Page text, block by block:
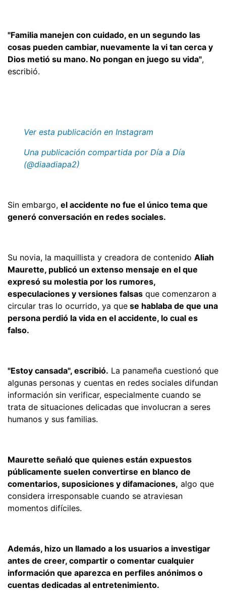
"Familia manejen con cuidado, en un segundo las
cosas pueden cambiar, nuevamente la vi tan cerca y
Dios metió su mano. No pongan en juego su vida",
escribió.
Ver esta publicación en Instagram
Una publicación compartida por Día a Día
(@diaadiapa2)
Sin embargo, el accidente no fue el único tema que
generó conversación en redes sociales.
Su novia, la maquillista y creadora de contenido Aliah
Maurette, publicó un extenso mensaje en el que
expresó su molestia por los rumores,
especulaciones y versiones falsas que comenzaron a
circular tras lo ocurrido, ya que se hablaba de que una
persona perdió la vida en el accidente, lo cual es
falso.
"Estoy cansada", escribió. La panameña cuestionó que
algunas personas y cuentas en redes sociales difundan
información sin verificar, especialmente cuando se
trata de situaciones delicadas que involucran a seres
humanos y sus familias.
Maurette señaló que quienes están expuestos
públicamente suelen convertirse en blanco de
comentarios, suposiciones y difamaciones, algo que
considera irresponsable cuando se atraviesan
momentos difíciles.
Además, hizo un llamado a los usuarios a investigar
antes de creer, compartir o comentar cualquier
información que aparezca en perfiles anónimos o
cuentas dedicadas al entretenimiento.